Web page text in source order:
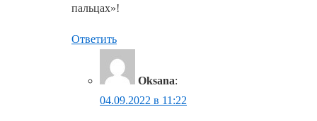
пальцах»!
Ответить
Oksana:
04.09.2022 в 11:22